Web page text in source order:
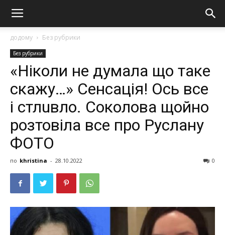
додому Без рубрики
Без рубрики
«Ніколи не думала що таке
скажу…» Сeнсaція! Ось все
і стлuвло. Соколова щойно
розтовіла все про Рyслану
ФОТО
по khristina - 28.10.2022 0